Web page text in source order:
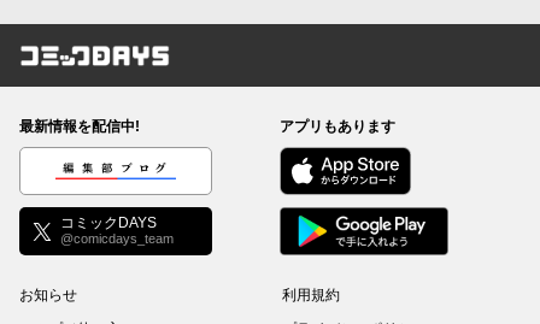
コミックDAYS
最新情報を配信中!
編集部ブログ
コミックDAYS
@comicdays_team
アプリもあります
お知らせ
利用規約